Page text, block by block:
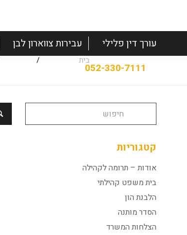
עורך דין פלילי עבירות צווארון לבן
בית /
קטגוריות
אודות – תרומה לקהילה
בית משפט קהילתי
הלבנת הון
הסדר מותנה
הצלחות המשרד